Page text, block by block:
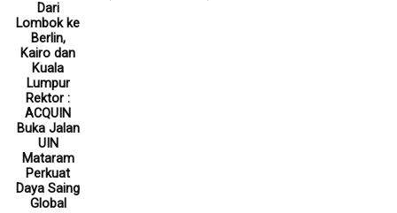
Dari
Lombok ke
Berlin,
Kairo dan
Kuala
Lumpur
Rektor :
ACQUIN
Buka Jalan
UIN
Mataram
Perkuat
Daya Saing
Global